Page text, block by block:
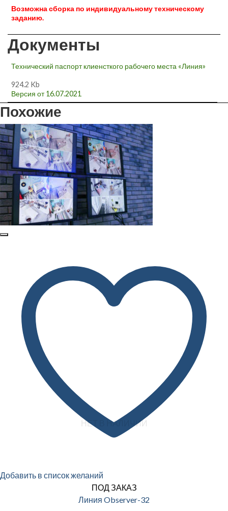
Возможна сборка по индивидуальному техническому
заданию.
Документы
Технический паспорт клиенсткого рабочего места «Линия»
924.2 Kb
Версия от 16.07.2021
Похожие
Добавить в список желаний
НЕТ В НАЛИЧИИ
ПОД ЗАКАЗ
Линия Observer-32